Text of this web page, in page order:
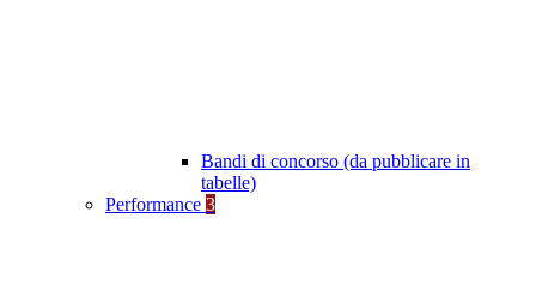
Bandi di concorso (da pubblicare in
tabelle)
Performance 3